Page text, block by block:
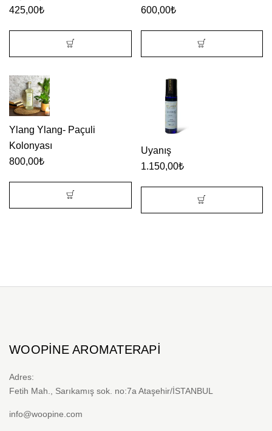
425,00₺
600,00₺
Ylang Ylang- Paçuli
Kolonyası
800,00₺
Uyanış
1.150,00₺
WOOPINE AROMATERAPI
Adres:
Fetih Mah., Sarıkamış sok. no:7a Ataşehir/İSTANBUL
info@woopine.com